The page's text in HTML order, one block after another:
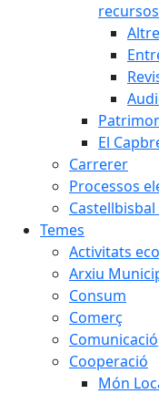
El
Carrerer
Processos
Temes
Activitats
Arxiu
Consum
Comerç
Comunicació
Cooperació
Món